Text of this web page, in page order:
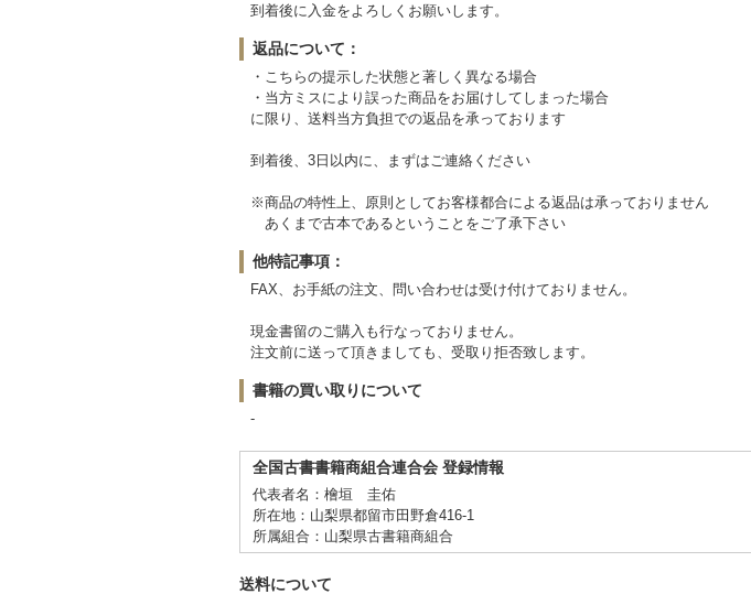
到着後に入金をよろしくお願いします。
返品について：
・こちらの提示した状態と著しく異なる場合
・当方ミスにより誤った商品をお届けしてしまった場合
に限り、送料当方負担での返品を承っております
到着後、3日以内に、まずはご連絡ください
※商品の特性上、原則としてお客様都合による返品は承っておりません
あくまで古本であるということをご了承下さい
他特記事項：
FAX、お手紙の注文、問い合わせは受け付けておりません。
現金書留のご購入も行なっておりません。
注文前に送って頂きましても、受取り拒否致します。
書籍の買い取りについて
-
全国古書書籍商組合連合会 登録情報
代表者名：檜垣 圭佑
所在地：山梨県都留市田野倉416-1
所属組合：山梨県古書籍商組合
送料について